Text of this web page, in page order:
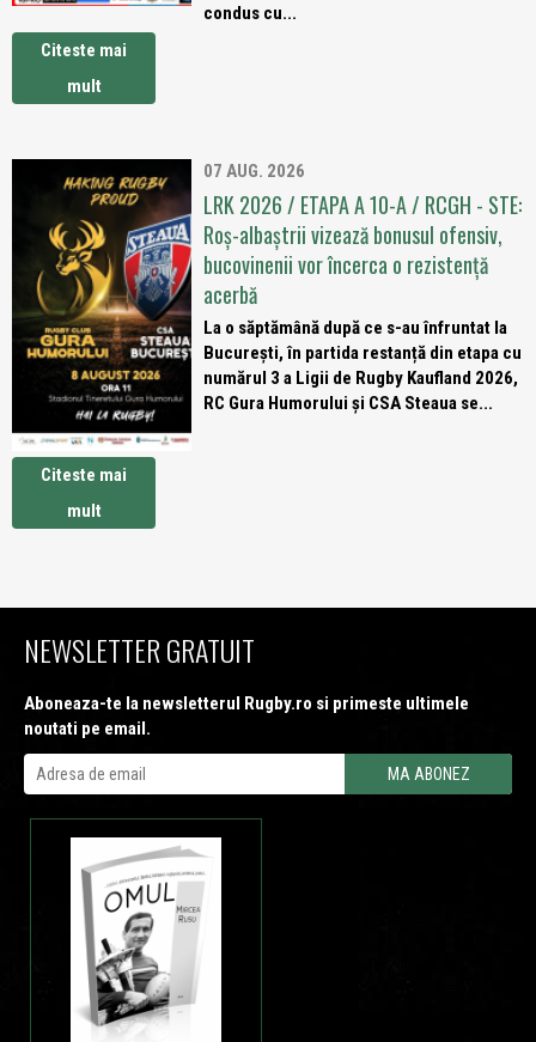
condus cu...
Citeste mai
mult
07 AUG. 2026
LRK 2026 / ETAPA A 10-A / RCGH - STE:
Roș-albaștrii vizează bonusul ofensiv,
bucovinenii vor încerca o rezistență
acerbă
La o săptămână după ce s-au înfruntat la
București, în partida restanță din etapa cu
numărul 3 a Ligii de Rugby Kaufland 2026,
RC Gura Humorului și CSA Steaua se...
Citeste mai
mult
NEWSLETTER GRATUIT
Aboneaza-te la newsletterul Rugby.ro si primeste ultimele
noutati pe email.